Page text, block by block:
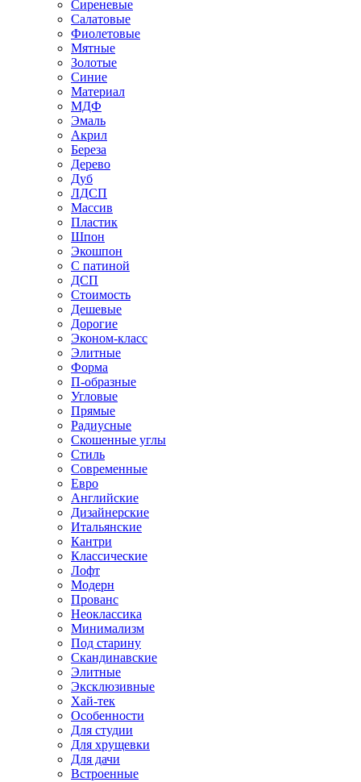
Сиреневые
Салатовые
Фиолетовые
Мятные
Золотые
Синие
Материал
МДФ
Эмаль
Акрил
Береза
Дерево
Дуб
ЛДСП
Массив
Пластик
Шпон
Экошпон
С патиной
ДСП
Стоимость
Дешевые
Дорогие
Эконом-класс
Элитные
Форма
П-образные
Угловые
Прямые
Радиусные
Скошенные углы
Стиль
Современные
Евро
Английские
Дизайнерские
Итальянские
Кантри
Классические
Лофт
Модерн
Прованс
Неоклассика
Минимализм
Под старину
Скандинавские
Элитные
Эксклюзивные
Хай-тек
Особенности
Для студии
Для хрущевки
Для дачи
Встроенные